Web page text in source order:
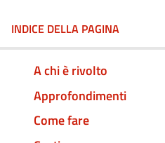
INDICE DELLA PAGINA
A chi è rivolto
Approfondimenti
Come fare